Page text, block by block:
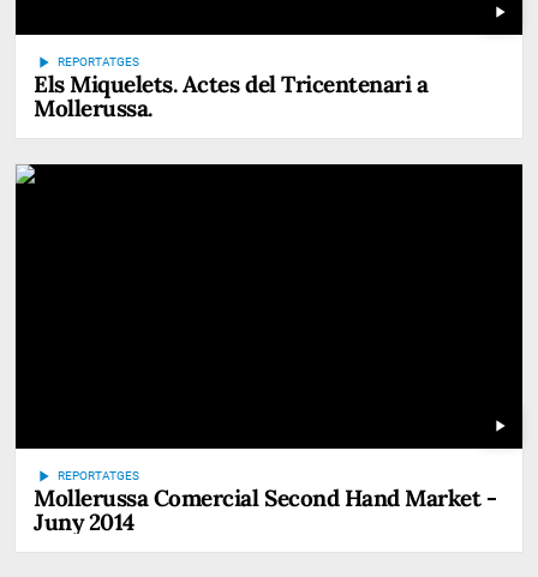
play_arrow
play_arrow REPORTATGES
Els Miquelets. Actes del Tricentenari a
Mollerussa.
play_arrow
play_arrow REPORTATGES
Mollerussa Comercial Second Hand Market -
Juny 2014